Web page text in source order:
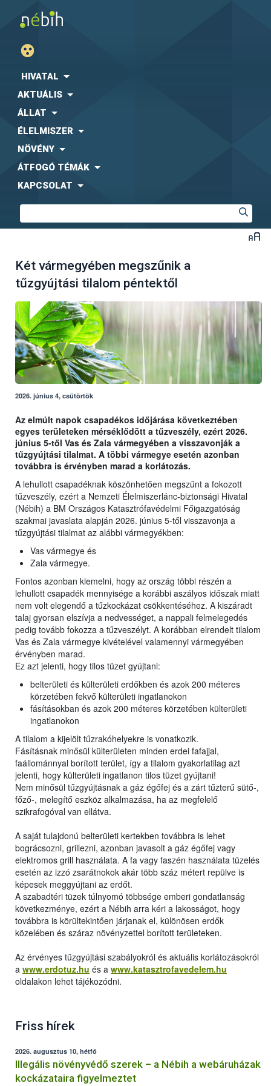
HIVATAL
AKTUÁLIS
ÁLLAT
ÉLELMISZER
NÖVÉNY
ÁTFOGÓ TÉMÁK
KAPCSOLAT
Két vármegyében megszűnik a
tűzgyújtási tilalom péntektől
2026. június 4, csütörtök
Az elmúlt napok csapadékos időjárása következtében
egyes területeken mérséklődött a tűzveszély, ezért 2026.
június 5-től Vas és Zala vármegyében a visszavonják a
tűzgyújtási tilalmat. A többi vármegye esetén azonban
továbbra is érvényben marad a korlátozás.
A lehullott csapadéknak köszönhetően megszűnt a fokozott
tűzveszély, ezért a Nemzeti Élelmiszerlánc-biztonsági Hivatal
(Nébih) a BM Országos Katasztrófavédelmi Főigazgatóság
szakmai javaslata alapján 2026. június 5-től visszavonja a
tűzgyújtási tilalmat az alábbi vármegyékben:
Vas vármegye és
Zala vármegye.
Fontos azonban kiemelni, hogy az ország többi részén a
lehullott csapadék mennyisége a korábbi aszályos időszak miatt
nem volt elegendő a tűzkockázat csökkentéséhez. A kiszáradt
talaj gyorsan elszívja a nedvességet, a nappali felmelegedés
pedig tovább fokozza a tűzveszélyt. A korábban elrendelt tilalom
Vas és Zala vármegye kivételével valamennyi vármegyében
érvényben marad.
Ez azt jelenti, hogy tilos tüzet gyújtani:
belterületi és külterületi erdőkben és azok 200 méteres
körzetében fekvő külterületi ingatlanokon
fásításokban és azok 200 méteres körzetében külterületi
ingatlanokon
A tilalom a kijelölt tűzrakóhelyekre is vonatkozik.
Fásításnak minősül külterületen minden erdei fafajjal,
faállománnyal borított terület, így a tilalom gyakorlatilag azt
jelenti, hogy külterületi ingatlanon tilos tüzet gyújtani!
Nem minősül tűzgyújtásnak a gáz égőfej és a zárt tűzterű sütő-,
főző-, melegítő eszköz alkalmazása, ha az megfelelő
szikrafogóval van ellátva.
A saját tulajdonú belterületi kertekben továbbra is lehet
bográcsozni, grillezni, azonban javasolt a gáz égőfej vagy
elektromos grill használata. A fa vagy faszén használata tüzelés
esetén az izzó zsarátnokok akár több száz métert repülve is
képesek meggyújtani az erdőt.
A szabadtéri tüzek túlnyomó többsége emberi gondatlanság
következménye, ezért a Nébih arra kéri a lakosságot, hogy
továbbra is körültekintően járjanak el, különösen erdők
közelében és száraz növényzettel borított területeken.
Az érvényes tűzgyújtási szabályokról és aktuális korlátozásokról
a www.erdotuz.hu és a www.katasztrofavedelem.hu
oldalakon lehet tájékozódni.
Friss hírek
2026. augusztus 10, hétfő
Illegális növényvédő szerek – a Nébih a webáruházak
kockázataira figyelmeztet